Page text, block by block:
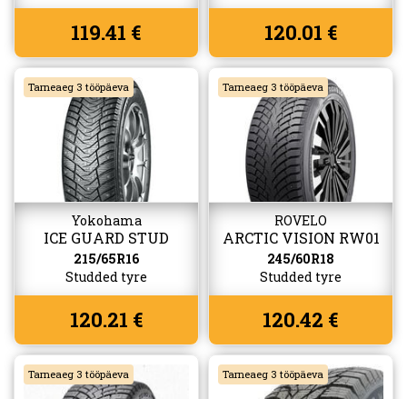
119.41 € 120.01 €
Tarneaeg 3 tööpäeva
Yokohama
ICE GUARD STUD
(IG65)
215/65R16
Studded tyre
120.21 €
Tarneaeg 3 tööpäeva
ROVELO
ARCTIC VISION RW01
245/60R18
Studded tyre
120.42 €
Tarneaeg 3 tööpäeva Tarneaeg 3 tööpäeva